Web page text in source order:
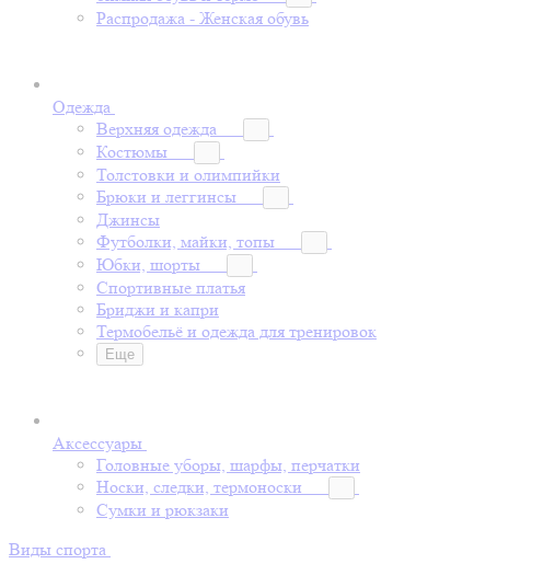
Распродажа - Женская обувь
Одежда
Верхняя одежда
Костюмы
Толстовки и олимпийки
Брюки и леггинсы
Джинсы
Футболки, майки, топы
Юбки, шорты
Спортивные платья
Бриджи и капри
Термобельё и одежда для тренировок
Еще
Аксессуары
Головные уборы, шарфы, перчатки
Носки, следки, термоноски
Сумки и рюкзаки
Виды спорта